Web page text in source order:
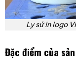
Ly sứ in logo
Đặc điểm của